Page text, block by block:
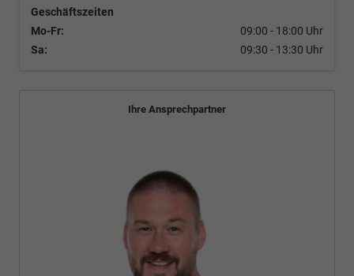
Geschäftszeiten
Mo-Fr:
09:00 - 18:00 Uhr
Sa:
09:30 - 13:30 Uhr
Ihre Ansprechpartner